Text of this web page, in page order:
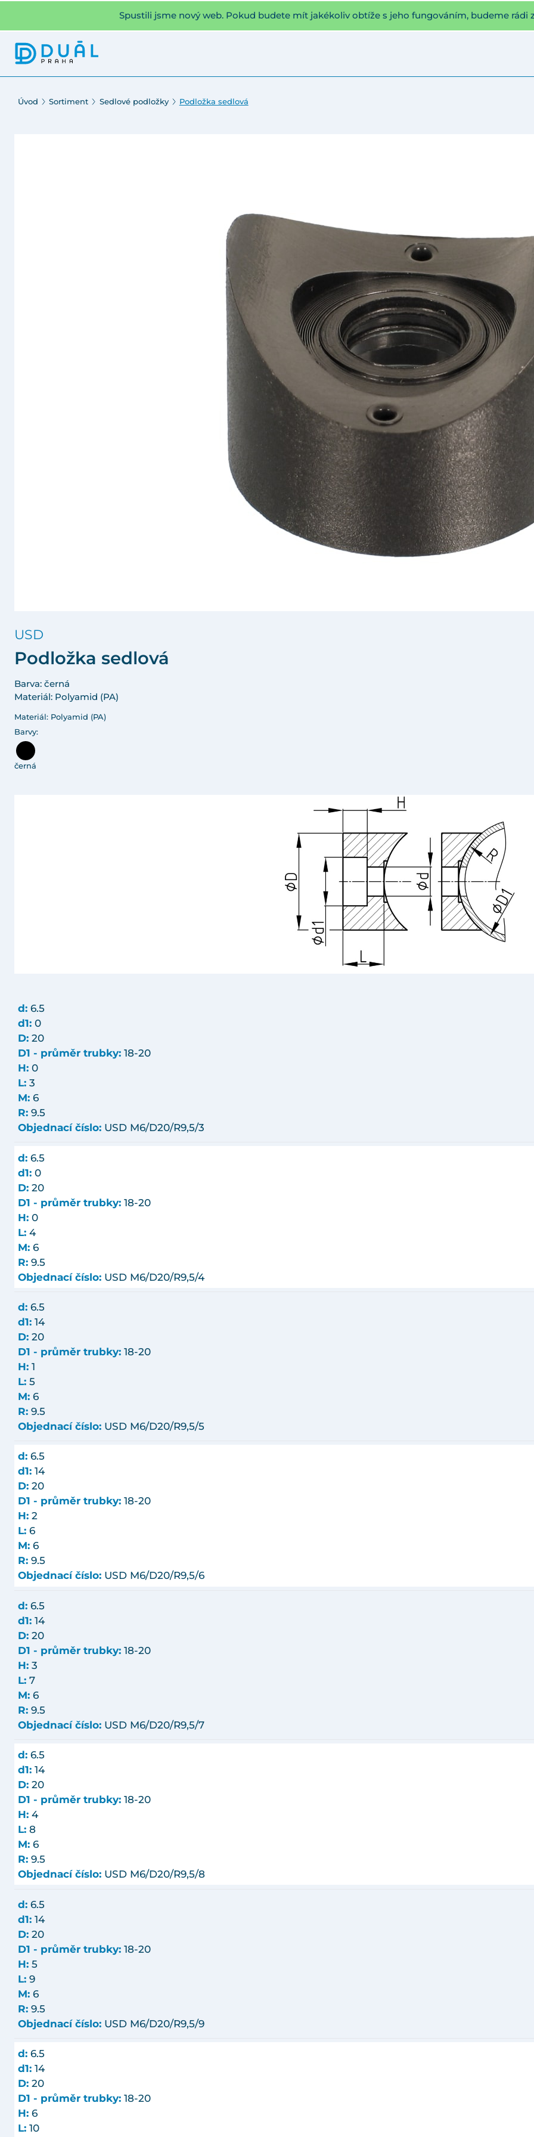
Spustili jsme nový web. Pokud budete mít jakékoliv obtíže s jeho fungováním, budeme rádi
Úvod Sortiment Sedlové podložky Podložka sedlová
USD
Podložka sedlová
Barva: černá
Materiál: Polyamid (PA)
Materiál: Polyamid (PA)
Barvy:
černá
d: 6.5
d1: 0
D: 20
D1 - průměr trubky: 18-20
H: 0
L: 3
M: 6
R: 9.5
Objednací číslo: USD M6/D20/R9,5/3
d: 6.5
d1: 0
D: 20
D1 - průměr trubky: 18-20
H: 0
L: 4
M: 6
R: 9.5
Objednací číslo: USD M6/D20/R9,5/4
d: 6.5
d1: 14
D: 20
D1 - průměr trubky: 18-20
H: 1
L: 5
M: 6
R: 9.5
Objednací číslo: USD M6/D20/R9,5/5
d: 6.5
d1: 14
D: 20
D1 - průměr trubky: 18-20
H: 2
L: 6
M: 6
R: 9.5
Objednací číslo: USD M6/D20/R9,5/6
d: 6.5
d1: 14
D: 20
D1 - průměr trubky: 18-20
H: 3
L: 7
M: 6
R: 9.5
Objednací číslo: USD M6/D20/R9,5/7
d: 6.5
d1: 14
D: 20
D1 - průměr trubky: 18-20
H: 4
L: 8
M: 6
R: 9.5
Objednací číslo: USD M6/D20/R9,5/8
d: 6.5
d1: 14
D: 20
D1 - průměr trubky: 18-20
H: 5
L: 9
M: 6
R: 9.5
Objednací číslo: USD M6/D20/R9,5/9
d: 6.5
d1: 14
D: 20
D1 - průměr trubky: 18-20
H: 6
L: 10